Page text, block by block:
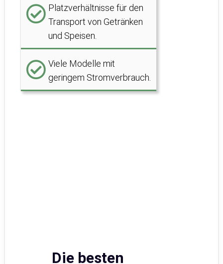
Platzverhältnisse für den
Transport von Getränken
und Speisen.
Viele Modelle mit
geringem Stromverbrauch.
Die besten